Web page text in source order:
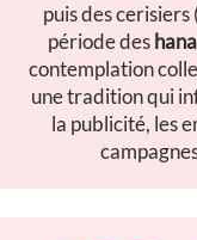
puis des cerisiers
période des
contemplation
une tradition qui
la publicité, les